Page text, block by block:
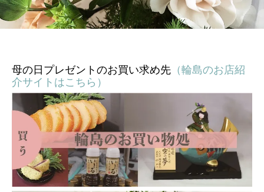
母の日プレゼントのお買い求め先 （輪島のお店紹
介サイトはこちら）